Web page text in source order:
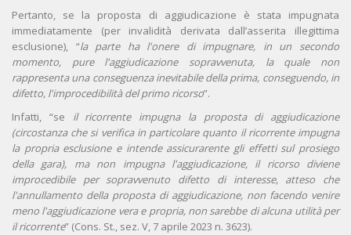
Pertanto, se la proposta di aggiudicazione è stata impugnata
immediatamente (per invalidità derivata dall’asserita illegittima
esclusione), “la parte ha l'onere di impugnare, in un secondo
momento, pure l'aggiudicazione sopravvenuta, la quale non
rappresenta una conseguenza inevitabile della prima, conseguendo, in
difetto, l'improcedibilità del primo ricorso”.
Infatti, “se il ricorrente impugna la proposta di aggiudicazione
(circostanza che si verifica in particolare quanto il ricorrente impugna
la propria esclusione e intende assicurarente gli effetti sul prosiego
della gara), ma non impugna l'aggiudicazione, il ricorso diviene
improcedibile per sopravvenuto difetto di interesse, atteso che
l'annullamento della proposta di aggiudicazione, non facendo venire
meno l'aggiudicazione vera e propria, non sarebbe di alcuna utilità per
il ricorrente” (Cons. St., sez. V, 7 aprile 2023 n. 3623).